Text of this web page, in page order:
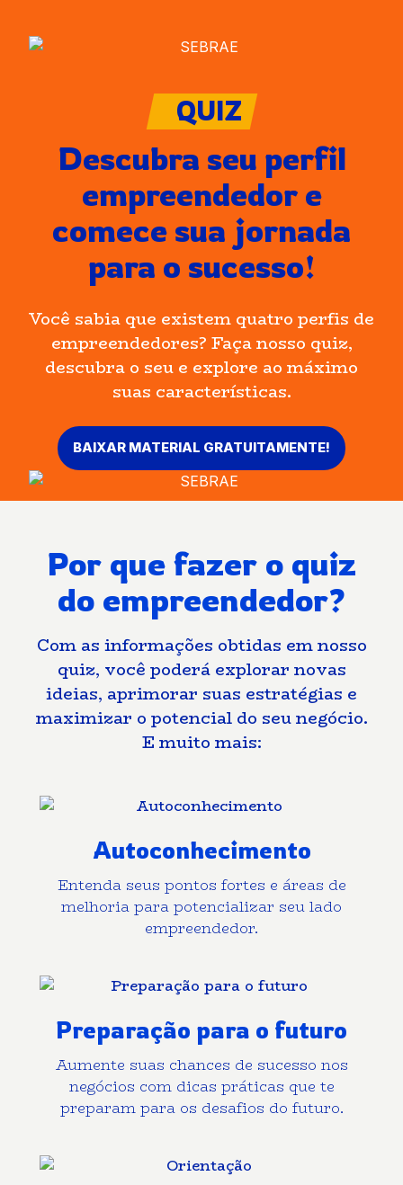
QUIZ
Descubra seu perfil
empreendedor e
comece sua jornada
para o sucesso!
Você sabia que existem quatro perfis de
empreendedores? Faça nosso quiz,
descubra o seu e explore ao máximo
suas características.
BAIXAR MATERIAL GRATUITAMENTE!
Por que fazer o quiz
do empreendedor?
Com as informações obtidas em nosso
quiz, você poderá explorar novas
ideias, aprimorar suas estratégias e
maximizar o potencial do seu negócio.
E muito mais:
Autoconhecimento
Entenda seus pontos fortes e áreas de
melhoria para potencializar seu lado
empreendedor.
Preparação para o futuro
Aumente suas chances de sucesso nos
negócios com dicas práticas que te
preparam para os desafios do futuro.